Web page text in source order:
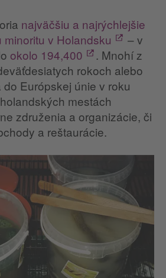
najväčšiu a najrýchlejšie
v Holandsku
– v
okolo 194,400
. Mnohí z
rokoch alebo
Európskej únie v roku
mestách
združenia a organizácie, či
a reštaurácie.